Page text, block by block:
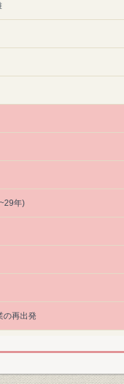
年)
の再出発